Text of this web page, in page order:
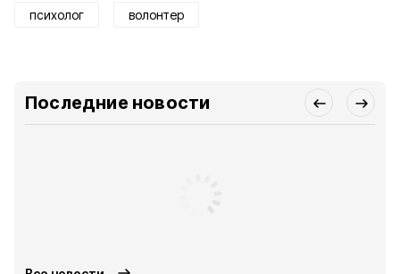
психолог волонтер
Последние новости